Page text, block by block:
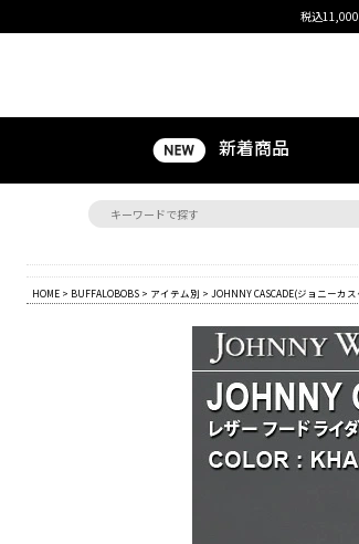
税込11,000
新着商品
HOME > BUFFALOBOBS > アイテム別 > JOHNNY CASCADE(ジョニーカ